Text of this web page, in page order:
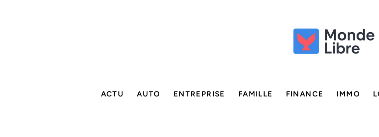
ACTU AUTO ENTREPRISE FAMILLE FINANCE IMMO